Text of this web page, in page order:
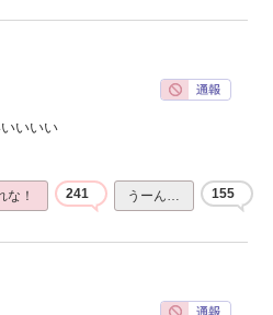
いいい
な！ 241 うーん… 155